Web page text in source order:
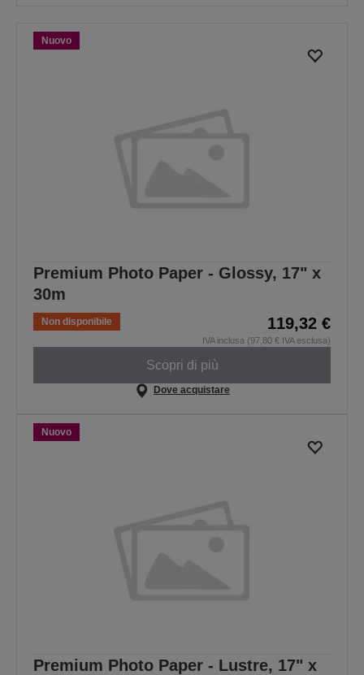
Nuovo
Premium Photo Paper - Glossy, 17" x
30m
Non disponibile 119,32 €
IVA inclusa (97,80 € IVA esclusa)
Scopri di più
Dove acquistare
Nuovo
Premium Photo Paper - Lustre, 17" x